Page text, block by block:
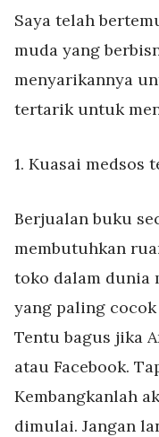
Saya telah
muda yang
menyarikannya
tertarik untuk
1. Kuasai medsos
Berjualan buku
membutuhkan
toko dalam dunia
yang paling
Tentu bagus jika
atau Facebook.
Kembangkanlah
dimulai. Jangan